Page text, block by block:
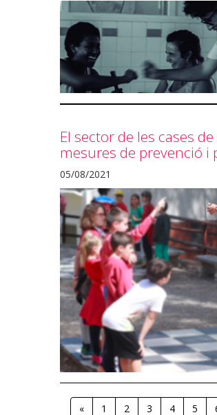
El sector de les cases
mesures de prevenció i
05/08/2021
« 1 2 3 4 5